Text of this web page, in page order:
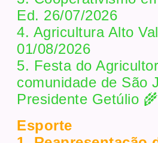
Ed. 26/07/2026
4. Agricultura Alto
01/08/2026
5. Festa do
comunidade de São
Presidente Getúlio
Esporte